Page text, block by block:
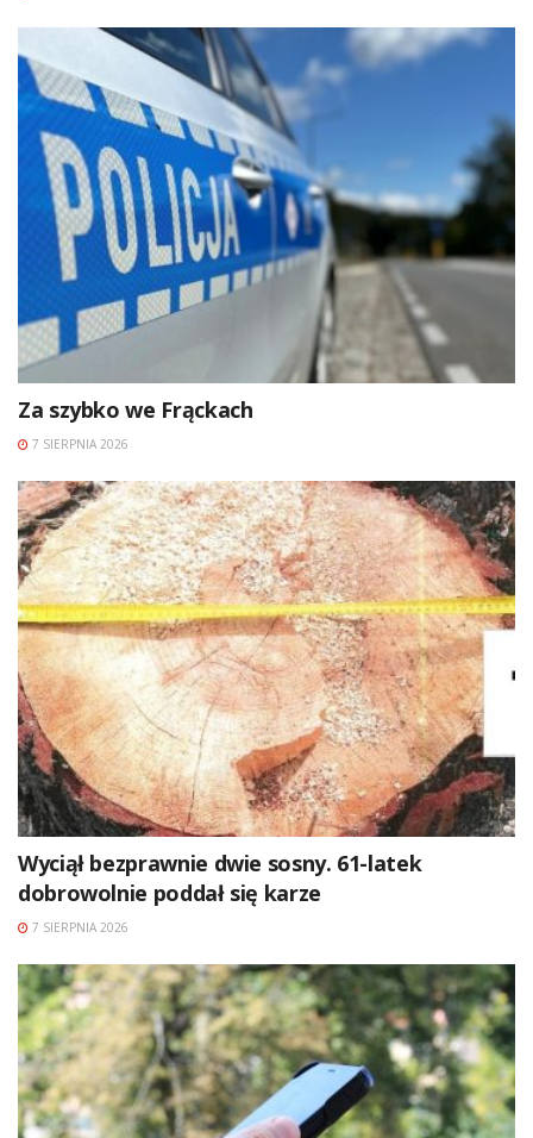
Za szybko we Frąckach
7 SIERPNIA 2026
Wyciął bezprawnie dwie sosny. 61-latek
dobrowolnie poddał się karze
7 SIERPNIA 2026